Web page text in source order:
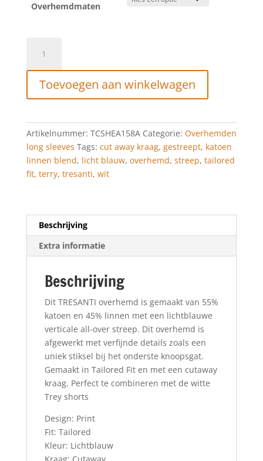
Overhemdmaten
Terry
|
Shirt
block
cotton/linen
light
blue
aantal
Toevoegen aan winkelwagen
Artikelnummer: TCSHEA158A Categorie: Overhemden
long sleeves Tags: cut away kraag, gestreept, katoen
linnen blend, licht blauw, overhemd, streep, tailored
fit, terry, tresanti, wit
Beschrijving
Extra informatie
Beschrijving
Dit TRESANTI overhemd is gemaakt van 55%
katoen en 45% linnen met een lichtblauwe
verticale all-over streep. Dit overhemd is
afgewerkt met verfijnde details zoals een
uniek stiksel bij het onderste knoopsgat.
Gemaakt in Tailored Fit en met een cutaway
kraag. Perfect te combineren met de witte
Trey shorts
Design: Print
Fit: Tailored
Kleur: Lichtblauw